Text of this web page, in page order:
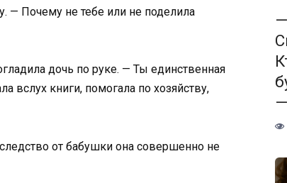
— Почему не тебе или не поделила
дочь по руке. — Ты единственная
книги, помогала по хозяйству,
от бабушки она совершенно не